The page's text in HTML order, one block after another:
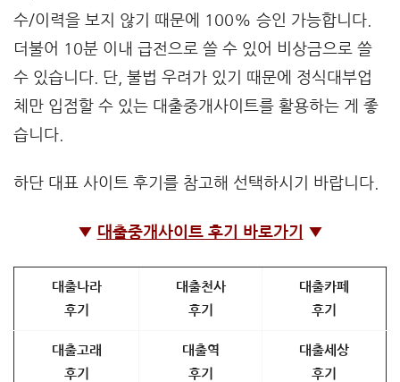
수/이력을 보지 않기 때문에 100% 승인 가능합니다.
더불어 10분 이내 급전으로 쓸 수 있어 비상금으로 쓸
수 있습니다. 단, 불법 우려가 있기 때문에 정식대부업
체만 입점할 수 있는 대출중개사이트를 활용하는 게 좋
습니다.
하단 대표 사이트 후기를 참고해 선택하시기 바랍니다.
▼ 대출중개사이트 후기 바로가기 ▼
대출나라
후기
대출천사
후기
대출카페
후기
대출고래
후기
대출역
후기
대출세상
후기